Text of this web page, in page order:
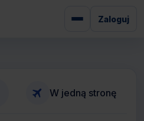
Zaloguj
W jedną stronę